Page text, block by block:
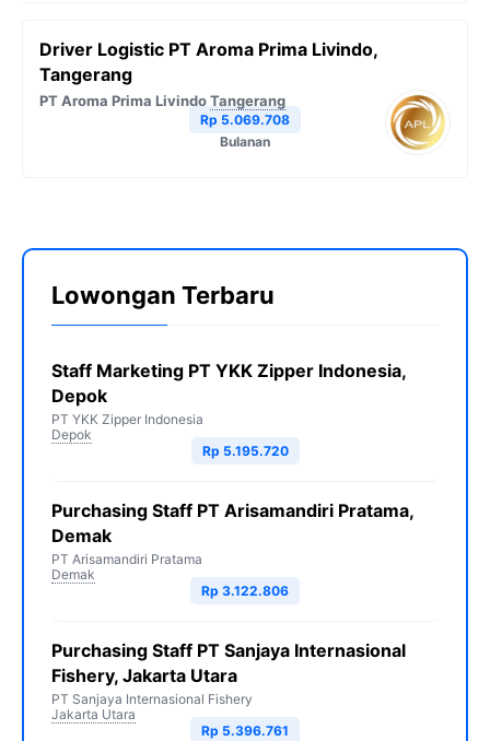
Driver Logistic PT Aroma Prima Livindo,
Tangerang
PT Aroma Prima LivindoTangerang
Rp 5.069.708
Bulanan
Lowongan Terbaru
Staff Marketing PT YKK Zipper Indonesia,
Depok
PT YKK Zipper Indonesia
Depok
Rp 5.195.720
Purchasing Staff PT Arisamandiri Pratama,
Demak
PT Arisamandiri Pratama
Demak
Rp 3.122.806
Purchasing Staff PT Sanjaya Internasional
Fishery, Jakarta Utara
PT Sanjaya Internasional Fishery
Jakarta Utara
Rp 5.396.761